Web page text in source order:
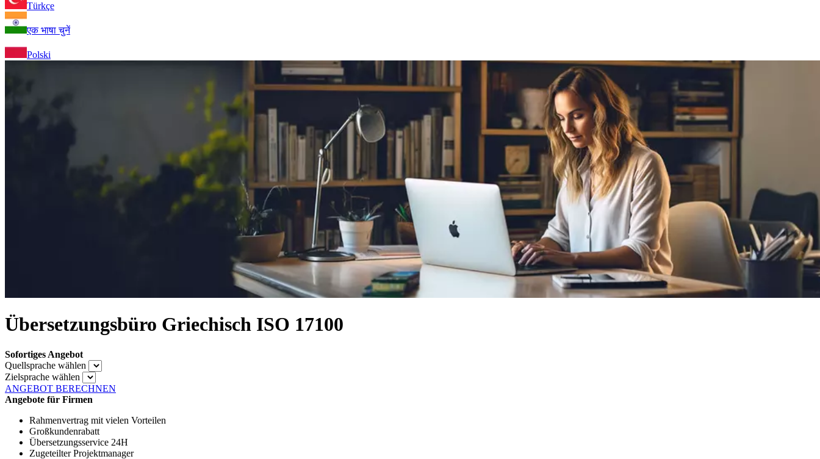
Türkçe
एक भाषा चुनें
Polski
Übersetzungsbüro Griechisch ISO 17100
Sofortiges Angebot
Quellsprache wählen
Zielsprache wählen
ANGEBOT BERECHNEN
Angebote für Firmen
Rahmenvertrag mit vielen Vorteilen
Großkundenrabatt
Übersetzungsservice 24H
Zugeteilter Projektmanager